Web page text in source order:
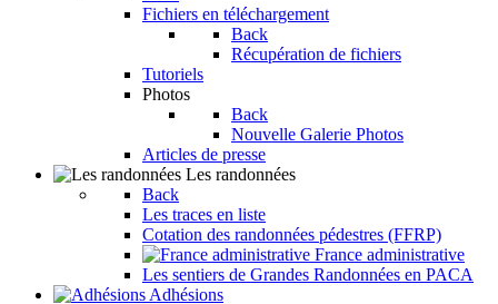
Fichiers en téléchargement
Back
Récupération de fichiers
Tutoriels
Photos
Back
Nouvelle Galerie Photos
Articles de presse
Les randonnées
Back
Les traces en liste
Cotation des randonnées pédestres (FFRP)
France administrative
Les sentiers de Grandes Randonnées en PACA
Adhésions